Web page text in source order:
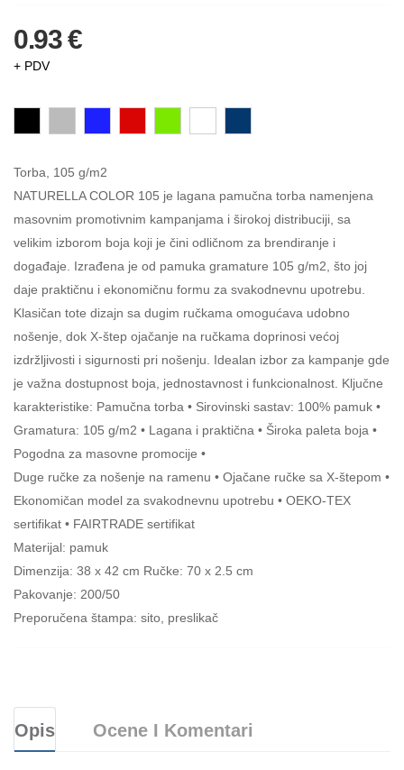
0.93 €
+ PDV
Torba, 105 g/m2
NATURELLA COLOR 105 je lagana pamučna torba namenjena
masovnim promotivnim kampanjama i širokoj distribuciji, sa
velikim izborom boja koji je čini odličnom za brendiranje i
događaje. Izrađena je od pamuka gramature 105 g/m2, što joj
daje praktičnu i ekonomičnu formu za svakodnevnu upotrebu.
Klasičan tote dizajn sa dugim ručkama omogućava udobno
nošenje, dok X-štep ojačanje na ručkama doprinosi većoj
izdržljivosti i sigurnosti pri nošenju. Idealan izbor za kampanje gde
je važna dostupnost boja, jednostavnost i funkcionalnost. Ključne
karakteristike: Pamučna torba • Sirovinski sastav: 100% pamuk •
Gramatura: 105 g/m2 • Lagana i praktična • Široka paleta boja •
Pogodna za masovne promocije •
Duge ručke za nošenje na ramenu • Ojačane ručke sa X-štepom •
Ekonomičan model za svakodnevnu upotrebu • OEKO-TEX
sertifikat • FAIRTRADE sertifikat
Materijal: pamuk
Dimenzija: 38 x 42 cm Ručke: 70 x 2.5 cm
Pakovanje: 200/50
Preporučena štampa: sito, preslikač
Opis Ocene I Komentari